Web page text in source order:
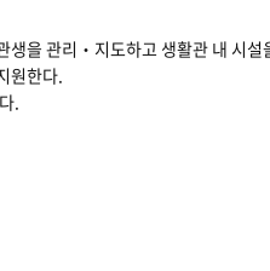
을 관리‧지도하고 생활관 내 시설
원한다.
.